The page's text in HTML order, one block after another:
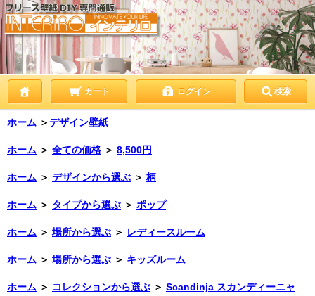
カート ログイン 検索
ホーム ＞デザイン壁紙
ホーム ＞ 全ての価格 ＞ 8,500円
ホーム ＞ デザインから選ぶ ＞ 柄
ホーム ＞ タイプから選ぶ ＞ ポップ
ホーム ＞ 場所から選ぶ ＞ レディースルーム
ホーム ＞ 場所から選ぶ ＞ キッズルーム
ホーム ＞ コレクションから選ぶ ＞ Scandinja スカンディーニャ